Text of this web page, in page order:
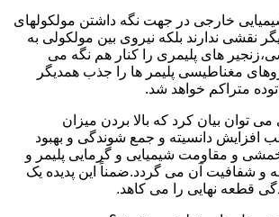
خارجی در جهت نگه داشتن مولکولهای
نقشی ندارند بلکه نیروی بین مولکولی به
های پلیمری را کنار هم نگه می
مغناطیسی پلیمر ها را جذب همدیگر
متراکم خواهد شد.
توان بیان کرد که بالا بردن میزان
افزایش دانسیته و جمع شوندگی و بهبود
و مقاومت شیمیایی و گرمایی پلیمر و
شفافیت آن می گردد.ضمناً این پدیده یک
قطعه نهایی را می کاهد.